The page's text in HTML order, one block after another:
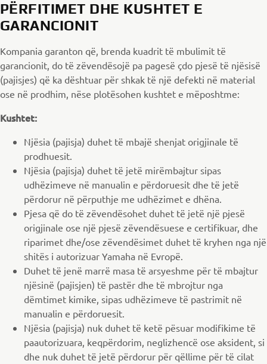
PËRFITIMET DHE KUSHTET E
GARANCIONIT
Kompania garanton që, brenda kuadrit të mbulimit të
garancionit, do të zëvendësojë pa pagesë çdo pjesë të njësisë
(pajisjes) që ka dështuar për shkak të një defekti në material
ose në prodhim, nëse plotësohen kushtet e mëposhtme:
Kushtet:
Njësia (pajisja) duhet të mbajë shenjat origjinale të
prodhuesit.
Njësia (pajisja) duhet të jetë mirëmbajtur sipas
udhëzimeve në manualin e përdoruesit dhe të jetë
përdorur në përputhje me udhëzimet e dhëna.
Pjesa që do të zëvendësohet duhet të jetë një pjesë
origjinale ose një pjesë zëvendësuese e certifikuar, dhe
riparimet dhe/ose zëvendësimet duhet të kryhen nga një
shitës i autorizuar Yamaha në Evropë.
Duhet të jenë marrë masa të arsyeshme për të mbajtur
njësinë (pajisjen) të pastër dhe të mbrojtur nga
dëmtimet kimike, sipas udhëzimeve të pastrimit në
manualin e përdoruesit.
Njësia (pajisja) nuk duhet të ketë pësuar modifikime të
paautorizuara, keqpërdorim, neglizhencë ose aksident, si
dhe nuk duhet të jetë përdorur për qëllime për të cilat